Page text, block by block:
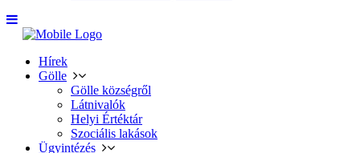
Hírek
Gölle
Gölle községről
Látnivalók
Helyi Értéktár
Szociális lakások
Ügyintézés